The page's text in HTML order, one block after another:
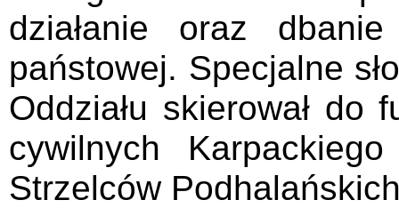
działanie oraz
państowej. Specjalne
Oddziału skierował do
cywilnych
Strzelców